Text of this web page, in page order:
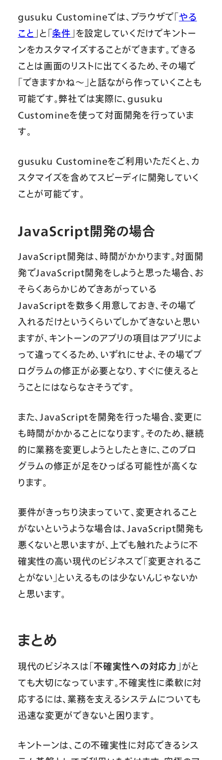
gusuku Customineでは、ブラウザで「やる
こと 」と「条件 」を設定していくだけでキントー
ンをカスタマイズすることができます。できる
ことは画面のリストに出てくるため、その場で
「できますかね〜」と話ながら作っていくことも
可能です。弊社では実際に、gusuku
Customineを使って対面開発を行っていま
す。
gusuku Customineをご利用いただくと、カ
スタマイズを含めてスピーディに開発していく
ことが可能です。
JavaScript開発の場合
JavaScript開発は、時間がかかります。対面開
発でJavaScript開発をしようと思った場合、お
そらくあらかじめできあがっている
JavaScriptを数多く用意しておき、その場で
入れるだけというくらいでしかできないと思い
ますが、キントーンのアプリの項目はアプリによ
って違ってくるため、いずれにせよ、その場でプ
ログラムの修正が必要となり、すぐに使えると
うことにはならなさそうです。
また、JavaScriptを開発を行った場合、変更に
も時間がかかることになります。そのため、継続
的に業務を変更しようとしたときに、このプロ
グラムの修正が足をひっぱる可能性が高くな
ります。
要件がきっちり決まっていて、変更されること
がないというような場合は、JavaScript開発も
悪くないと思いますが、上でも触れたように不
確実性の高い現代のビジネスで「変更されるこ
とがない」といえるものは少ないんじゃないか
と思います。
まとめ
現代のビジネスは「不確実性への対応力 」がと
ても大切になっています。不確実性に柔軟に対
応するには、業務を支えるシステムについても
迅速な変更ができないと困ります。
キントーンは、この不確実性に対応できるシス